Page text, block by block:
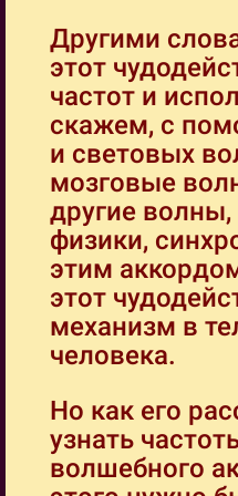
Другими
этот
частот и
скажем, с
и световых
мозговые
другие
физики,
этим
этот
механизм в
человека.
Но как его
узнать
волшебного